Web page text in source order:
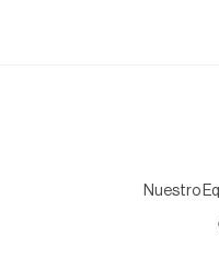
Nuestro